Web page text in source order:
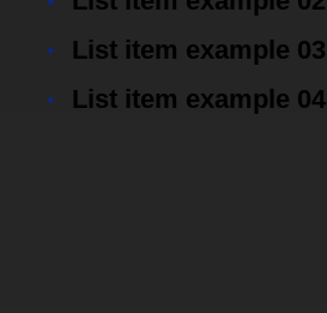
List item example 03
List item example 04